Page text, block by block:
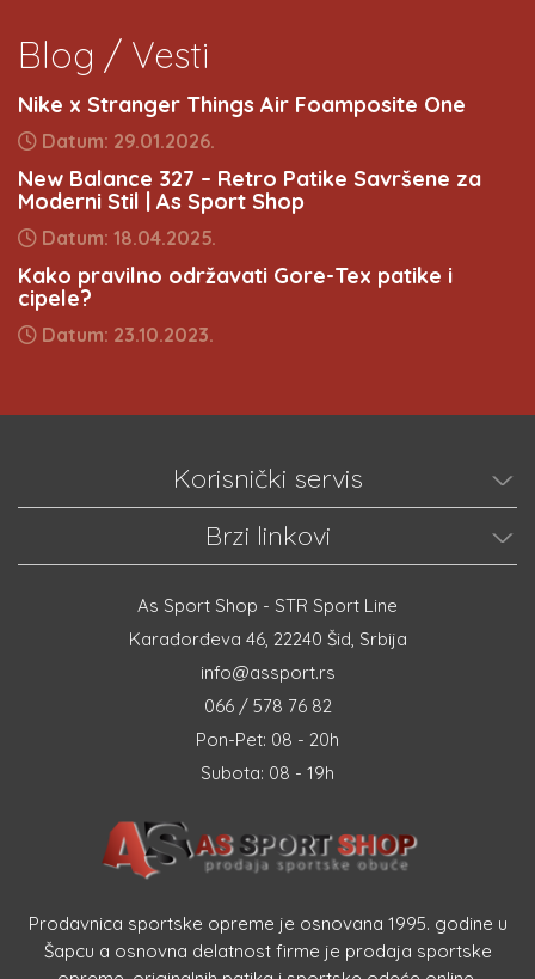
Blog / Vesti
Nike x Stranger Things Air Foamposite One
Datum: 29.01.2026.
New Balance 327 – Retro Patike Savršene za
Moderni Stil | As Sport Shop
Datum: 18.04.2025.
Kako pravilno održavati Gore-Tex patike i
cipele?
Datum: 23.10.2023.
Korisnički servis
Brzi linkovi
As Sport Shop - STR Sport Line
Karađorđeva 46, 22240 Šid, Srbija
info@assport.rs
066 / 578 76 82
Pon-Pet: 08 - 20h
Subota: 08 - 19h
Prodavnica sportske opreme je osnovana 1995. godine u
Šapcu a osnovna delatnost firme je prodaja sportske